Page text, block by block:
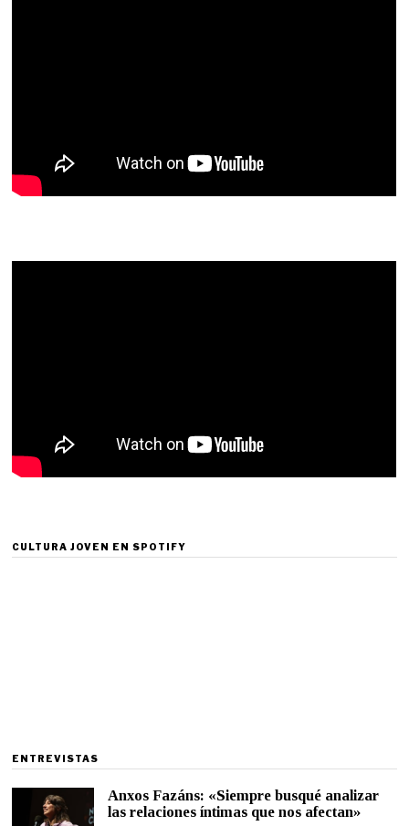
CULTURA JOVEN EN SPOTIFY
ENTREVISTAS
Anxos Fazáns: «Siempre busqué analizar
las relaciones íntimas que nos afectan»